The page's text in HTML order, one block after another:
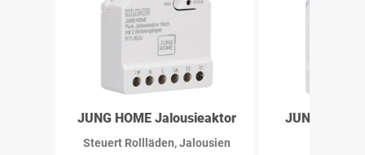
JUNG HOME Jalousieaktor
Steuert Rollläden, Jalousien
JUNG